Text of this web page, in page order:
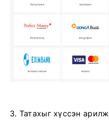
3. Татахыг хүссэн